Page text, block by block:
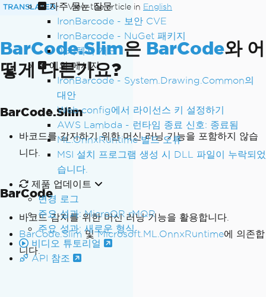
자주 묻는 질문
IronBarcode - 보안 CVE
IronBarcode - NuGet 패키지
아키텍처 개요
예외 메시지
IronBarcode - System.Drawing.Common의
대안
Web.config에서 라이선스 키 설정하기
AWS Lambda - 런타임 종료 신호: 종료됨
ML.OnnxRuntime 빌드 오류
MSI 설치 프로그램 생성 시 DLL 파일이 누락되었
습니다.
제품 업데이트
변경 로그
주요 성과: MicroQR rMQR
주요 성과: 새로운 형식
비디오 튜토리얼
API 참조
TRANSLATED View the article in English
BarCode.Slim은 BarCode와 어
떻게 다른가요?
BarCode.Slim
바코드를 감지하기 위한 머신 러닝 기능을 포함하지 않습
니다.
BarCode
바코드 감지를 위한 머신 러닝 기능을 활용합니다.
BarCode.Slim 및Microsoft.ML.OnnxRuntime에 의존합
니다.